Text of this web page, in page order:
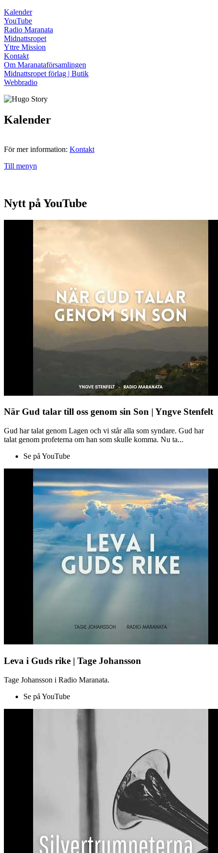
Kalender
YouTube
Radio Maranata
Midnattsropet
Yttre Mission
Kontakt
Om Maranataförsamlingen
Midnattsropet förlag | Butik
Webbradio
Kalender
För mer information: Kontakt
Till menyn
Nytt på YouTube
När Gud talar till oss genom sin Son | Yngve Stenfelt
Gud har talat genom Lagen och vi står alla som syndare. Gud har
talat genom profeterna om han som skulle komma. Nu ta...
Se på YouTube
Leva i Guds rike | Tage Johansson
Tage Johansson i Radio Maranata.
Se på YouTube